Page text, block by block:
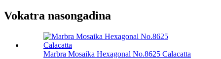
Vokatra nasongadina
Marbra Mosaika Hexagonal No.8625 Calacatta